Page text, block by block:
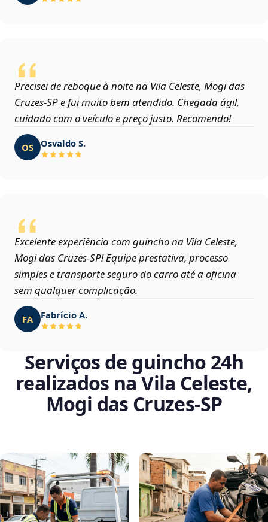
Precisei de reboque à noite na Vila Celeste, Mogi das
Cruzes‑SP e fui muito bem atendido. Chegada ágil,
cuidado com o veículo e preço justo. Recomendo!
OS Osvaldo S.
Excelente experiência com guincho na Vila Celeste,
Mogi das Cruzes‑SP! Equipe prestativa, processo
simples e transporte seguro do carro até a oficina
sem qualquer complicação.
FA Fabrício A.
Serviços de guincho 24h
realizados na Vila Celeste,
Mogi das Cruzes‑SP